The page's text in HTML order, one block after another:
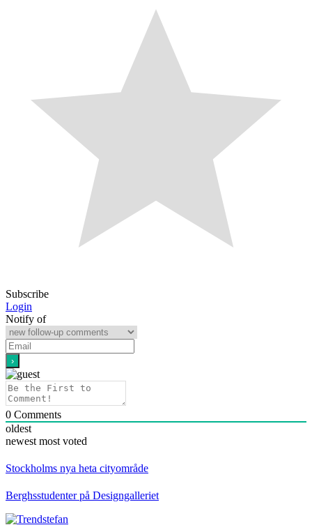
Subscribe
Login
Notify of
0 Comments
oldest
newest most voted
Stockholms nya heta cityområde
Berghsstudenter på Designgalleriet